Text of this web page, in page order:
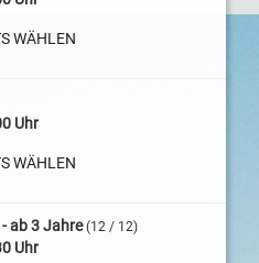
WÄHLEN
Uhr
WÄHLEN
ab 3 Jahre (12 / 12)
Uhr